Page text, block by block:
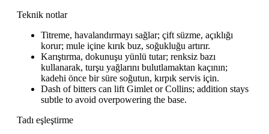
Teknik notlar
Titreme, havalandırmayı sağlar; çift süzme, açıklığı
korur; mule içine kırık buz, soğukluğu artırır.
Karıştırma, dokunuşu yünlü tutar; renksiz bazı
kullanarak, turşu yağlarını bulutlamaktan kaçının;
kadehi önce bir süre soğutun, kırpık servis için.
Dash of bitters can lift Gimlet or Collins; addition stays
subtle to avoid overpowering the base.
Tadı eşleştirme